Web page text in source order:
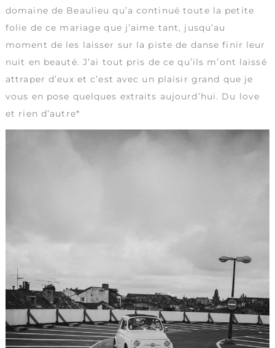
domaine de Beaulieu qu’a continué toute la petite
folie de ce mariage que j’aime tant, jusqu’au
moment de les laisser sur la piste de danse finir leur
nuit en beauté. J’ai tout pris de ce qu’ils m’ont laissé
attraper d’eux et c’est avec un plaisir grand que je
vous en pose quelques extraits aujourd’hui. Du love
et rien d’autre*